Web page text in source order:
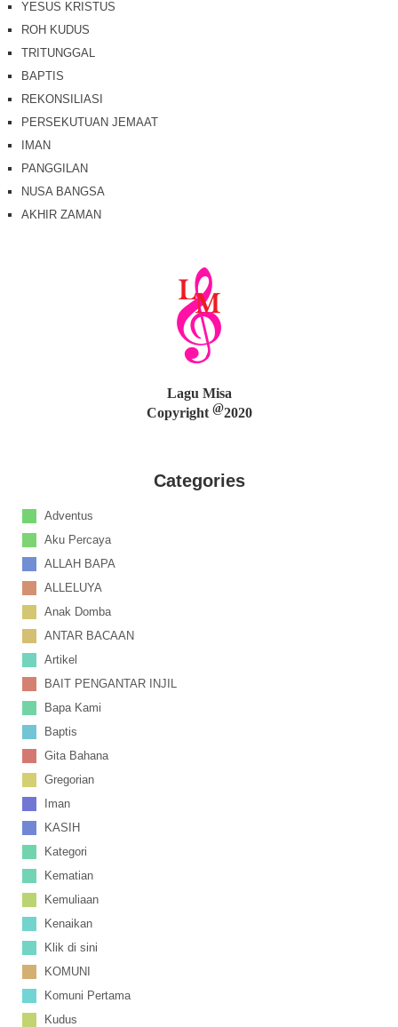
YESUS KRISTUS
ROH KUDUS
TRITUNGGAL
BAPTIS
REKONSILIASI
PERSEKUTUAN JEMAAT
IMAN
PANGGILAN
NUSA BANGSA
AKHIR ZAMAN
Lagu Misa
Copyright @2020
Categories
Adventus
Aku Percaya
ALLAH BAPA
ALLELUYA
Anak Domba
ANTAR BACAAN
Artikel
BAIT PENGANTAR INJIL
Bapa Kami
Baptis
Gita Bahana
Gregorian
Iman
KASIH
Kategori
Kematian
Kemuliaan
Kenaikan
Klik di sini
KOMUNI
Komuni Pertama
Kudus